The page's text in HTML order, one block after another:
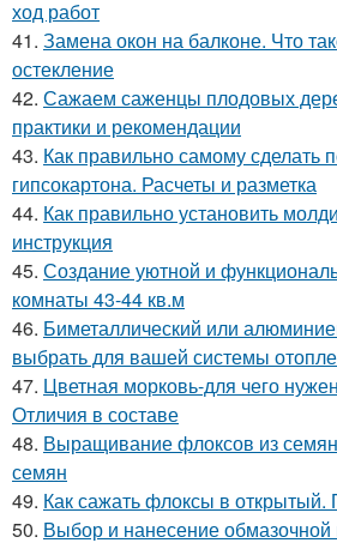
ход работ
41. Замена окон на балконе. Что
остекление
42. Сажаем саженцы плодовых
практики и рекомендации
43. Как правильно самому сделать
гипсокартона. Расчеты и разметка
44. Как правильно установить
инструкция
45. Создание уютной и
комнаты 43-44 кв.м
46. Биметаллический или
выбрать для вашей системы
47. Цветная морковь-для чего
Отличия в составе
48. Выращивание флоксов из
семян
49. Как сажать флоксы в открытый.
50. Выбор и нанесение обмазочной